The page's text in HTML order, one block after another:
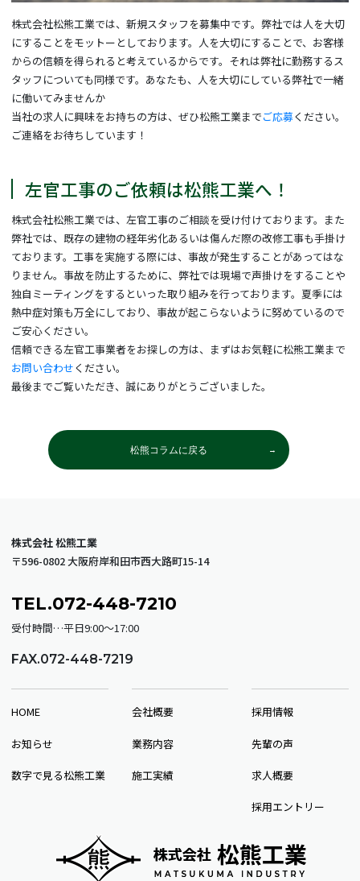
株式会社松熊工業では、新規スタッフを募集中です。弊社では人を大切
にすることをモットーとしております。人を大切にすることで、お客様
からの信頼を得られると考えているからです。それは弊社に勤務するス
タッフについても同様です。あなたも、人を大切にしている弊社で一緒
に働いてみませんか
当社の求人に興味をお持ちの方は、ぜひ松熊工業までご応募ください。
ご連絡をお待ちしています！
左官工事のご依頼は松熊工業へ！
株式会社松熊工業では、左官工事のご相談を受け付けております。また
弊社では、既存の建物の経年劣化あるいは傷んだ際の改修工事も手掛け
ております。工事を実施する際には、事故が発生することがあってはな
りません。事故を防止するために、弊社では現場で声掛けをすることや
独自ミーティングをするといった取り組みを行っております。夏季には
熱中症対策も万全にしており、事故が起こらないように努めているので
ご安心ください。
信頼できる左官工事業者をお探しの方は、まずはお気軽に松熊工業まで
お問い合わせください。
最後までご覧いただき、誠にありがとうございました。
松熊コラムに戻る
株式会社 松熊工業
〒596-0802 大阪府岸和田市西大路町15-14
TEL.072-448-7210
受付時間…平日9:00～17:00
FAX.072-448-7219
HOME
お知らせ
数字で見る松熊工業
会社概要
業務内容
施工実績
採用情報
先輩の声
求人概要
採用エントリー